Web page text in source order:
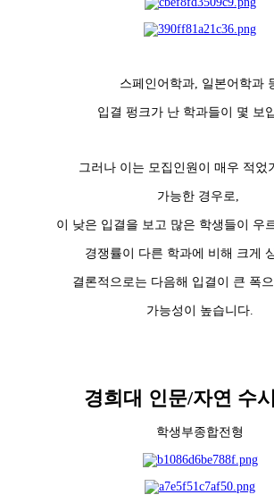
스페인어학과, 일본어학과
입결 펑크가 난 학과들이 몇 보
그러나 이는 모집인원이 매우 적었
가능한 경우로,
이 낮은 입결을 보고 많은 학생들이 우
경쟁률이 다른 학과에 비해 크게
결론적으로는 다음해 입결이 큰 폭
가능성이 높습니다.
경희대 인문/자연 수
학생부종합전형